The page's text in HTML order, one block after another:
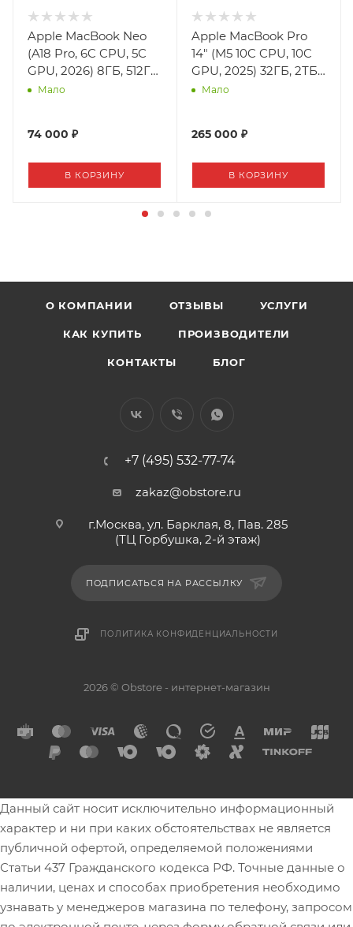
Apple MacBook Neo
(A18 Pro, 6C CPU, 5C
GPU, 2026) 8ГБ, 512ГБ,
Indigo
Мало
74 000 ₽
В КОРЗИНУ
Apple MacBook Pro
14" (M5 10C CPU, 10C
GPU, 2025) 32ГБ, 2ТБ
SSD, Space Black,
Мало
265 000 ₽
В КОРЗИНУ
О КОМПАНИИ ОТЗЫВЫ УСЛУГИ
КАК КУПИТЬ ПРОИЗВОДИТЕЛИ
КОНТАКТЫ БЛОГ
+7 (495) 532-77-74
zakaz@obstore.ru
г.Москва, ул. Барклая, 8, Пав. 285
(ТЦ Горбушка, 2-й этаж)
ПОДПИСАТЬСЯ НА РАССЫЛКУ
ПОЛИТИКА КОНФИДЕНЦИАЛЬНОСТИ
2026 © Obstore - интернет-магазин
Данный сайт носит исключительно информационный
характер и ни при каких обстоятельствах не является
публичной офертой, определяемой положениями
Статьи 437 Гражданского кодекса РФ. Точные данные о
наличии, ценах и способах приобретения необходимо
узнавать у менеджеров магазина по телефону, запросом